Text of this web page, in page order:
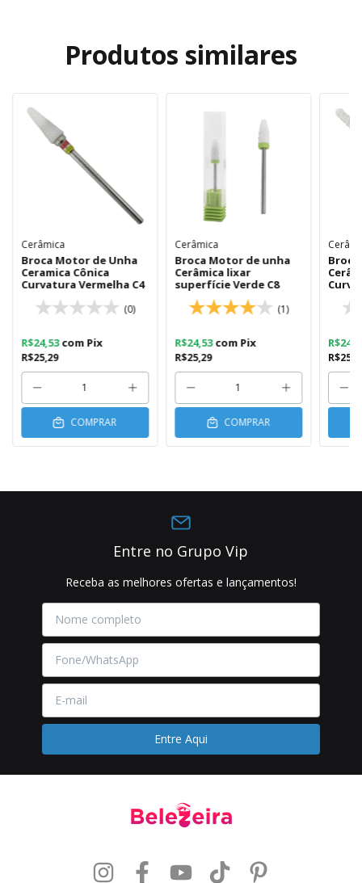
Produtos similares
Cerâmica
Broca Motor de Unha
Ceramica Cônica
Curvatura Vermelha C4
(0)
R$25,29
R$24,53com Pix
COMPRAR
Cerâmica
Broca Motor de unha
Cerâmica lixar
superfície Verde C8
(1)
R$25,29
R$24,53com Pix
COMPRAR
Entre no Grupo Vip
Receba as melhores ofertas e lançamentos!